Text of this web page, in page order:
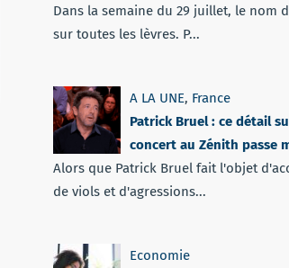
Dans la semaine du 29 juillet, le nom
sur toutes les lèvres. P...
A LA UNE, France
Patrick Bruel : ce détail
concert au Zénith passe
Alors que Patrick Bruel fait l'objet
de viols et d'agressions...
Economie